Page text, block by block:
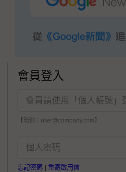
會員登入
【範例：user@company.com】
忘記密碼 重寄啟用信